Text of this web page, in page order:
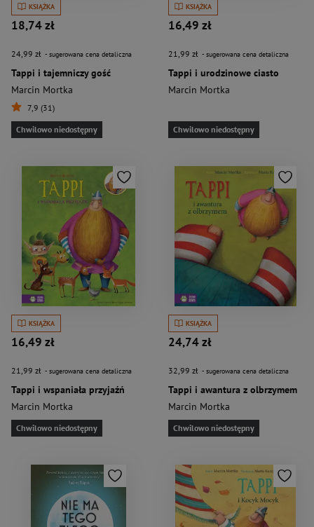
KSIĄŻKA
18,74 zł
24,99 zł - sugerowana cena detaliczna
Tappi i tajemniczy gość
Marcin Mortka
7,9 (31)
Chwilowo niedostępny
KSIĄŻKA
16,49 zł
21,99 zł - sugerowana cena detaliczna
Tappi i urodzinowe ciasto
Marcin Mortka
Chwilowo niedostępny
KSIĄŻKA
16,49 zł
21,99 zł - sugerowana cena detaliczna
Tappi i wspaniała przyjaźń
Marcin Mortka
Chwilowo niedostępny
KSIĄŻKA
24,74 zł
32,99 zł - sugerowana cena detaliczna
Tappi i awantura z olbrzymem
Marcin Mortka
Chwilowo niedostępny